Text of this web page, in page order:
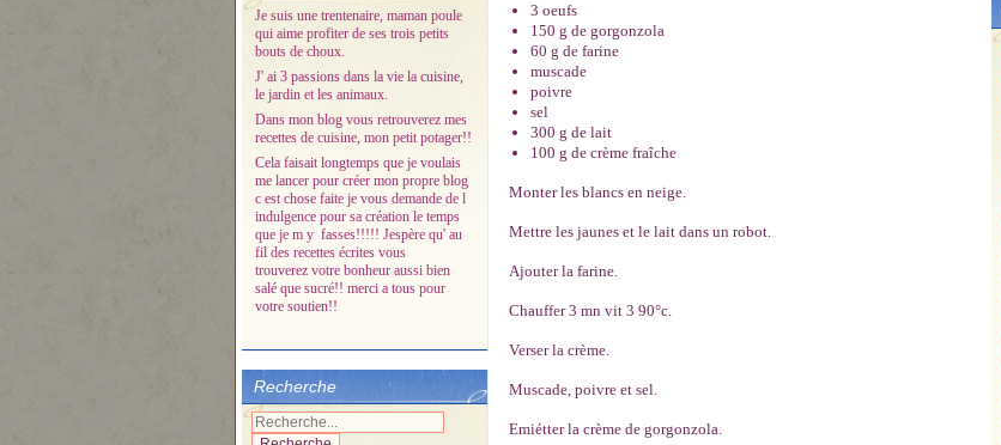
Je suis une trentenaire, maman poule
qui aime profiter de ses trois petits
bouts de choux.
J' ai 3 passions dans la vie la cuisine,
le jardin et les animaux.
Dans mon blog vous retrouverez mes
recettes de cuisine, mon petit potager!!
Cela faisait longtemps que je voulais
me lancer pour créer mon propre blog
c est chose faite je vous demande de l
indulgence pour sa création le temps
que je m y fasses!!!!! Jespère qu' au
fil des recettes écrites vous
trouverez votre bonheur aussi bien
salé que sucré!! merci a tous pour
votre soutien!!
Recherche
3 oeufs
150 g de gorgonzola
60 g de farine
muscade
poivre
sel
300 g de lait
100 g de crème fraîche
Monter les blancs en neige.
Mettre les jaunes et le lait dans un robot.
Ajouter la farine.
Chauffer 3 mn vit 3 90°c.
Verser la crème.
Muscade, poivre et sel.
Emiétter la crème de gorgonzola.